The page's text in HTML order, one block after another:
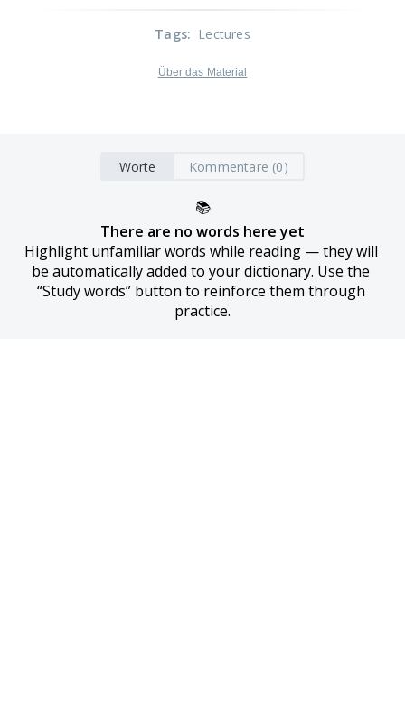
Tags: Lectures
Über das Material
Worte Kommentare (0)
📚
There are no words here yet
Highlight unfamiliar words while reading — they will
be automatically added to your dictionary. Use the
“Study words” button to reinforce them through
practice.